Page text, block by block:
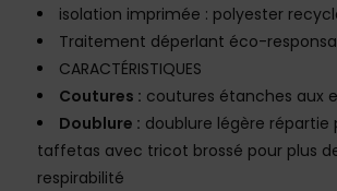
isolation imprimée : polyester
Traitement déperlant éco-
CARACTÉRISTIQUES
Coutures : coutures étanches aux
Doublure : doublure légère répartie
taffetas avec tricot brossé pour plus
respirabilité